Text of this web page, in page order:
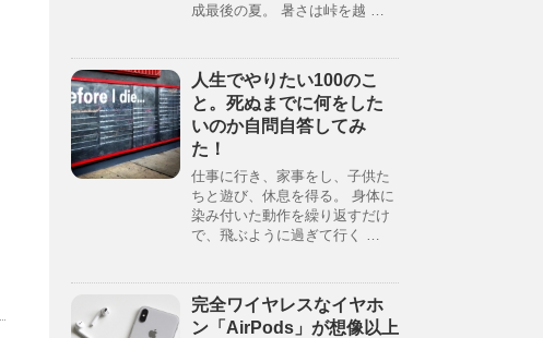
成最後の夏。 暑さは峠を越 …
人生でやりたい100のこ
と。死ぬまでに何をした
いのか自問自答してみ
た！
仕事に行き、家事をし、子供た
ちと遊び、休息を得る。 身体に
染み付いた動作を繰り返すだけ
で、飛ぶように過ぎて行く …
完全ワイヤレスなイヤホ
ン「AirPods」が想像以上